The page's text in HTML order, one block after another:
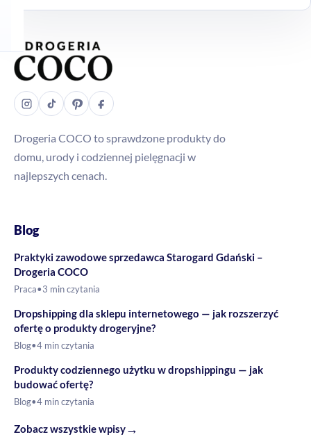
Drogeria COCO to sprawdzone produkty do
domu, urody i codziennej pielęgnacji w
najlepszych cenach.
Blog
Praktyki zawodowe sprzedawca Starogard Gdański –
Drogeria COCO
Praca•3 min czytania
Dropshipping dla sklepu internetowego — jak rozszerzyć
ofertę o produkty drogeryjne?
Blog•4 min czytania
Produkty codziennego użytku w dropshippingu — jak
budować ofertę?
Blog•4 min czytania
Zobacz wszystkie wpisy→